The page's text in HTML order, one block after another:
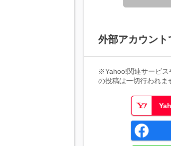
外部アカウント
※Yahoo!関連サービ
の投稿は一切行われま